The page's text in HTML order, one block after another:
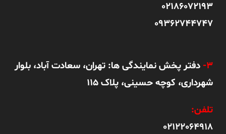
02186072193
09362744747
3- دفتر پخش نمایندگی ها: تهران، سعادت آباد، بلوار
شهرداری، کوچه حسینی، پلاک 115
تلفن:
02122064918